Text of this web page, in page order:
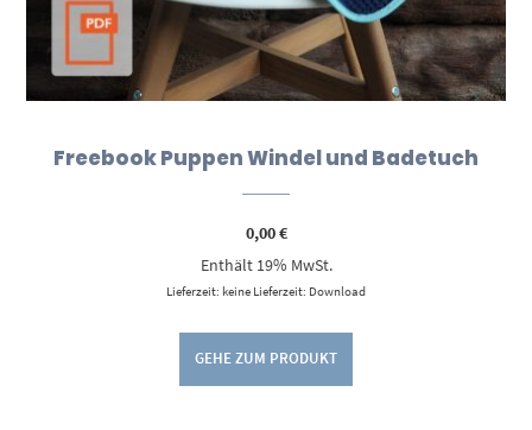
Freebook Puppen Windel und Badetuch
0,00€
Enthält 19% MwSt.
Lieferzeit: keine Lieferzeit: Download
GEHE ZUM PRODUKT